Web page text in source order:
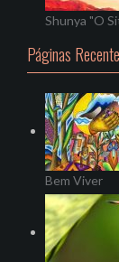
Shunya "O
Páginas
Bem Viver